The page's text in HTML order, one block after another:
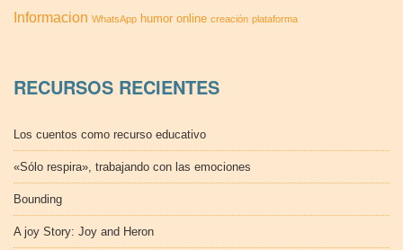
Informacion WhatsApp humor online creación plataforma
RECURSOS RECIENTES
Los cuentos como recurso educativo
«Sólo respira», trabajando con las emociones
Bounding
A joy Story: Joy and Heron